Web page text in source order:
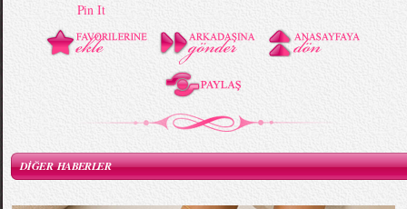
Pin It
DİĞER HABERLER